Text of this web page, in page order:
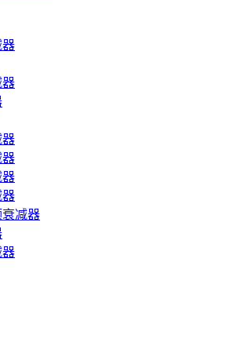
器
器
器
器
器
器
减器
器